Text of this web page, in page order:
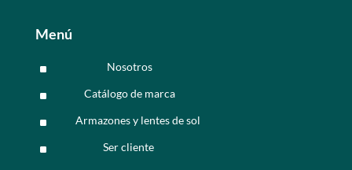
Menú
^ Nosotros
^ Catálogo de marca
^ Armazones y lentes de sol
^ Ser cliente